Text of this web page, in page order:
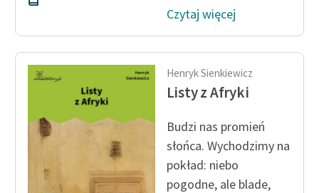
Odkurzamy bohaterów
Szkoła Poezji Wolnych
Lektur
O nas
Kontakt
O projekcie
Zespół
Czytaj więcej
Henryk Sienkiewicz
Listy z Afryki
Budzi nas promień
słońca. Wychodzimy na
pokład: niebo
pogodne, ale blade,